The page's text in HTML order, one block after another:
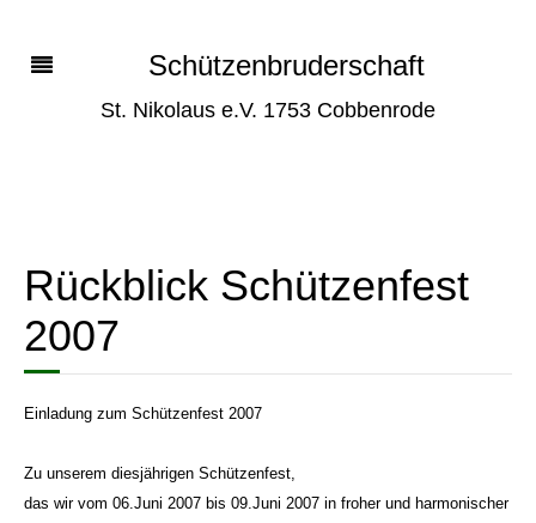
Schützenbruderschaft
St. Nikolaus e.V. 1753 Cobbenrode
Rückblick Schützenfest
2007
Einladung zum Schützenfest 2007
Zu unserem diesjährigen Schützenfest,
das wir vom 06.Juni 2007 bis 09.Juni 2007 in froher und harmonischer